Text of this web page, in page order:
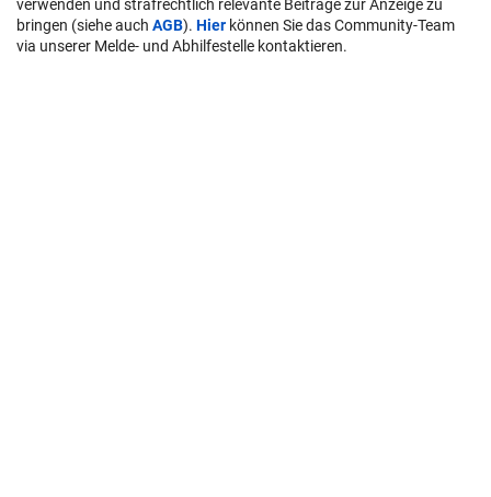
verwenden und strafrechtlich relevante Beiträge zur Anzeige zu
bringen (siehe auch AGB). Hier können Sie das Community-Team
via unserer Melde- und Abhilfestelle kontaktieren.